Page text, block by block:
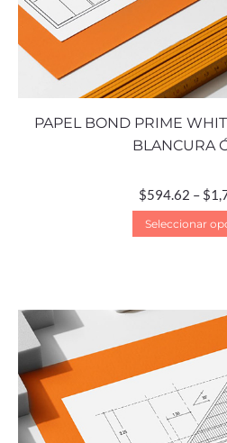
PAPEL BOND PRIME
BLANCURA
$594.62 – $
Seleccionar